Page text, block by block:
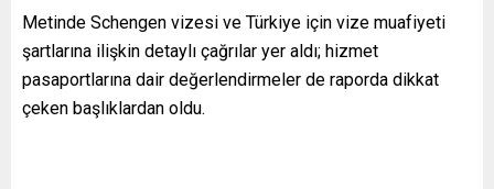
Metinde Schengen vizesi ve Türkiye için vize muafiyeti
şartlarına ilişkin detaylı çağrılar yer aldı; hizmet
pasaportlarına dair değerlendirmeler de raporda dikkat
çeken başlıklardan oldu.